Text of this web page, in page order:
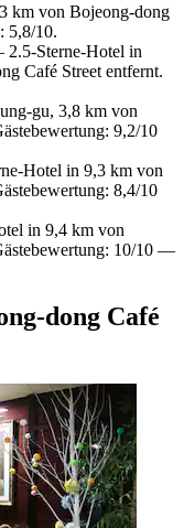
km von Bojeong-dong
5,8/10.
Sterne-Hotel in
Café Street entfernt.
gu, 3,8 km von
9,2/10
Hotel in 9,3 km von
8,4/10
in 9,4 km von
10/10 —
dong Café